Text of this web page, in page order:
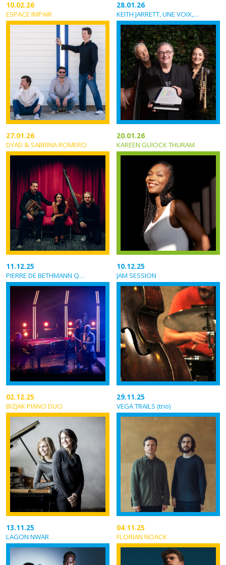
10.02.26
ESPACE IMPAIR
28.01.26
KEITH JARRETT, UNE VOIX, DIX DOIGTS
27.01.26
DYAD & SABRINA ROMERO
20.01.26
KAREEN GUIOCK THURAM
11.12.25
PIERRE DE BETHMANN QUARTET
10.12.25
JAM SESSION
02.12.25
BIZJAK PIANO DUO
29.11.25
VEGA TRAILS (trio)
13.11.25
LAGON NWAR
04.11.25
FLORIAN NOACK